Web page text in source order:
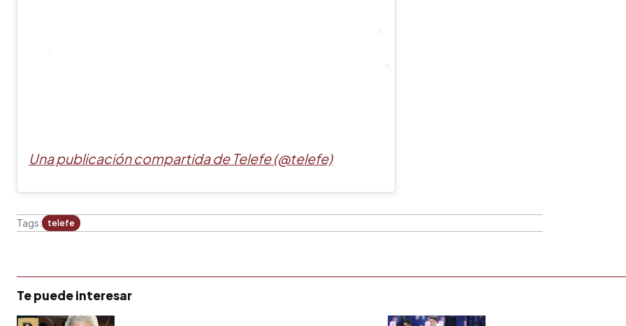
Una publicación compartida de Telefe (@telefe)
Tags: telefe
Te puede interesar